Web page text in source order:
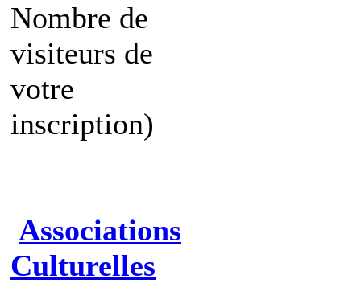
Nombre de
visiteurs de
votre
inscription)
Associations
Culturelles